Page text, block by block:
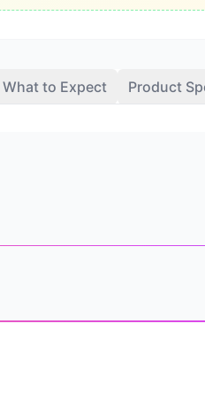
What to Expect Product